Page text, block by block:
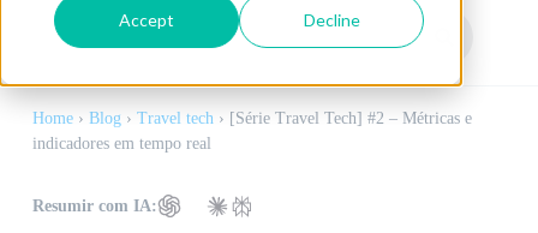
Accept Decline
Home› Blog› Travel tech› [Série Travel Tech] #2 – Métricas e
indicadores em tempo real
Resumir com IA: